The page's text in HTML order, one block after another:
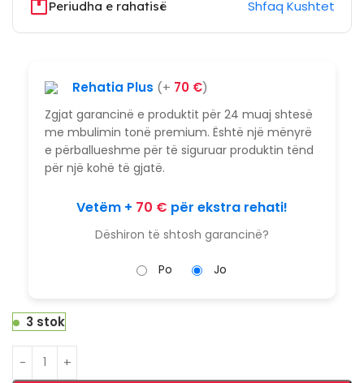
Periudha e rahatisë Shfaq Kushtet
Rehatia Plus (+ 70 €)
Zgjat garancinë e produktit për 24 muaj shtesë
me mbulimin tonë premium. Është një mënyrë
e përballueshme për të siguruar produktin tënd
për një kohë të gjatë.
Vetëm + 70 € për ekstra rehati!
Dëshiron të shtosh garancinë?
Po Jo
3 stok